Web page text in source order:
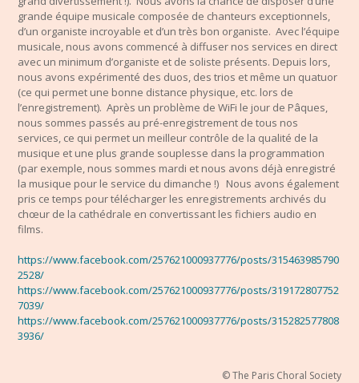
grande équipe musicale composée de chanteurs exceptionnels,
d’un organiste incroyable et d’un très bon organiste. Avec l’équipe
musicale, nous avons commencé à diffuser nos services en direct
avec un minimum d’organiste et de soliste présents. Depuis lors,
nous avons expérimenté des duos, des trios et même un quatuor
(ce qui permet une bonne distance physique, etc. lors de
l’enregistrement). Après un problème de WiFi le jour de Pâques,
nous sommes passés au pré-enregistrement de tous nos
services, ce qui permet un meilleur contrôle de la qualité de la
musique et une plus grande souplesse dans la programmation
(par exemple, nous sommes mardi et nous avons déjà enregistré
la musique pour le service du dimanche !) Nous avons également
pris ce temps pour télécharger les enregistrements archivés du
chœur de la cathédrale en convertissant les fichiers audio en
films.
https://www.facebook.com/257621000937776/posts/315463985790
2528/
https://www.facebook.com/257621000937776/posts/319172807752
7039/
https://www.facebook.com/257621000937776/posts/315282577808
3936/
© The Paris Choral Society